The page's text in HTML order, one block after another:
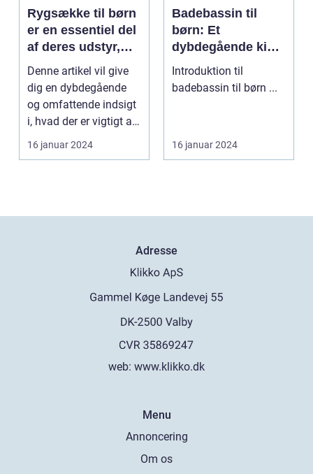
Rygsække til børn
er en essentiel del
af deres udstyr,
hvad enten de går
i skole, deltager i
udflugter eller
rejser
Denne artikel vil give
dig en dybdegående
og omfattende indsigt
i, hvad der er vigtigt at
vide om ry...
16 januar 2024
Badebassin til
børn: Et
dybdegående kig
på historien og
vigtigheden af
dette populære
Introduktion til
badebassin til børn ...
16 januar 2024
Adresse
web: www.klikko.dk
Menu
Annoncering
Om os